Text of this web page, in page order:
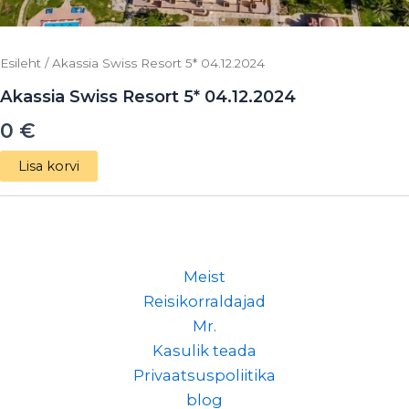
Esileht / Akassia Swiss Resort 5* 04.12.2024
Akassia Swiss Resort 5* 04.12.2024
0 €
Lisa korvi
Meist
Reisikorraldajad
Mr.
Kasulik teada
Privaatsuspoliitika
blog